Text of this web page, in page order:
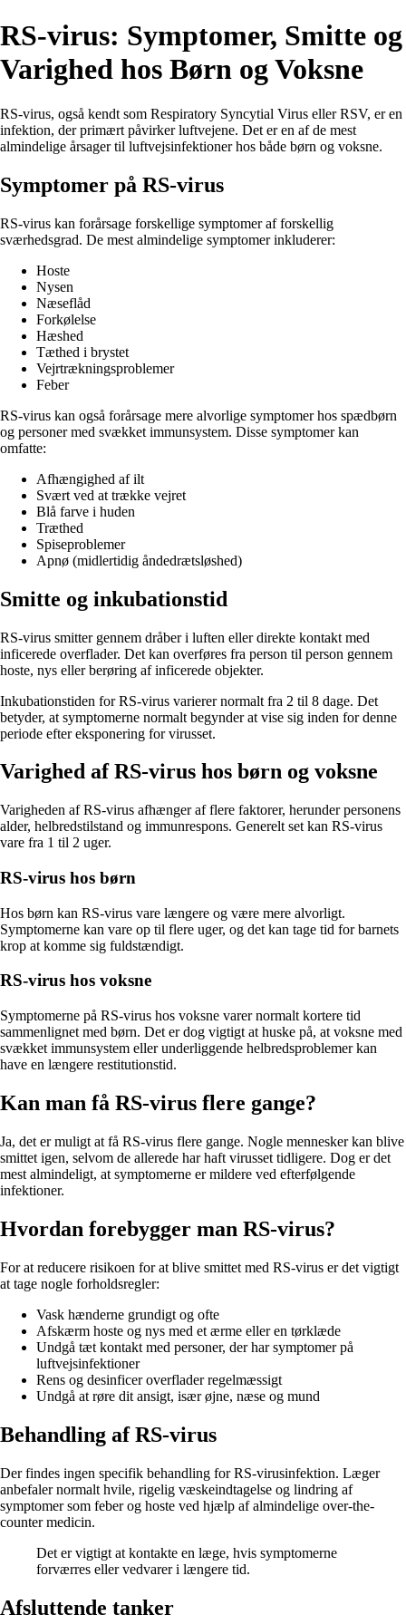
RS-virus: Symptomer, Smitte og
Varighed hos Børn og Voksne
RS-virus, også kendt som Respiratory Syncytial Virus eller RSV, er en
infektion, der primært påvirker luftvejene. Det er en af de mest
almindelige årsager til luftvejsinfektioner hos både børn og voksne.
Symptomer på RS-virus
RS-virus kan forårsage forskellige symptomer af forskellig
sværhedsgrad. De mest almindelige symptomer inkluderer:
Hoste
Nysen
Næseflåd
Forkølelse
Hæshed
Tæthed i brystet
Vejrtrækningsproblemer
Feber
RS-virus kan også forårsage mere alvorlige symptomer hos spædbørn
og personer med svækket immunsystem. Disse symptomer kan
omfatte:
Afhængighed af ilt
Svært ved at trække vejret
Blå farve i huden
Træthed
Spiseproblemer
Apnø (midlertidig åndedrætsløshed)
Smitte og inkubationstid
RS-virus smitter gennem dråber i luften eller direkte kontakt med
inficerede overflader. Det kan overføres fra person til person gennem
hoste, nys eller berøring af inficerede objekter.
Inkubationstiden for RS-virus varierer normalt fra 2 til 8 dage. Det
betyder, at symptomerne normalt begynder at vise sig inden for denne
periode efter eksponering for virusset.
Varighed af RS-virus hos børn og voksne
Varigheden af RS-virus afhænger af flere faktorer, herunder personens
alder, helbredstilstand og immunrespons. Generelt set kan RS-virus
vare fra 1 til 2 uger.
RS-virus hos børn
Hos børn kan RS-virus vare længere og være mere alvorligt.
Symptomerne kan vare op til flere uger, og det kan tage tid for barnets
krop at komme sig fuldstændigt.
RS-virus hos voksne
Symptomerne på RS-virus hos voksne varer normalt kortere tid
sammenlignet med børn. Det er dog vigtigt at huske på, at voksne med
svækket immunsystem eller underliggende helbredsproblemer kan
have en længere restitutionstid.
Kan man få RS-virus flere gange?
Ja, det er muligt at få RS-virus flere gange. Nogle mennesker kan blive
smittet igen, selvom de allerede har haft virusset tidligere. Dog er det
mest almindeligt, at symptomerne er mildere ved efterfølgende
infektioner.
Hvordan forebygger man RS-virus?
For at reducere risikoen for at blive smittet med RS-virus er det vigtigt
at tage nogle forholdsregler:
Vask hænderne grundigt og ofte
Afskærm hoste og nys med et ærme eller en tørklæde
Undgå tæt kontakt med personer, der har symptomer på
luftvejsinfektioner
Rens og desinficer overflader regelmæssigt
Undgå at røre dit ansigt, især øjne, næse og mund
Behandling af RS-virus
Der findes ingen specifik behandling for RS-virusinfektion. Læger
anbefaler normalt hvile, rigelig væskeindtagelse og lindring af
symptomer som feber og hoste ved hjælp af almindelige over-the-
counter medicin.
Det er vigtigt at kontakte en læge, hvis symptomerne
forværres eller vedvarer i længere tid.
Afsluttende tanker